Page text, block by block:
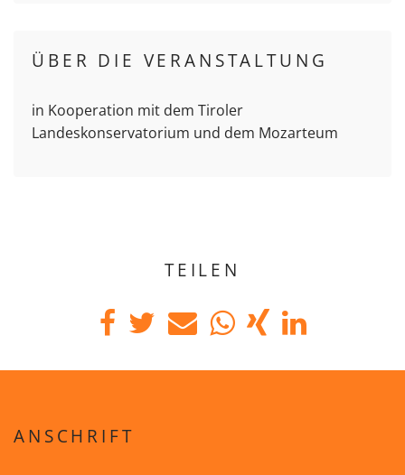
ÜBER DIE VERANSTALTUNG
in Kooperation mit dem Tiroler
Landeskonservatorium und dem Mozarteum
TEILEN
ANSCHRIFT